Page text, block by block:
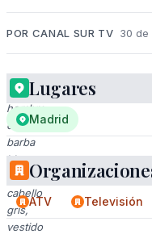
POR CANAL SUR TV 30 de
Un
hombre
con
barba
blanca
y
cabello
gris,
vestido
Lugares
Madrid
ATV Televisión